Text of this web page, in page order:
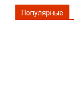
Популярные